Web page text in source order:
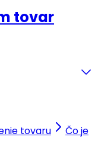
tovar
tovaru
Čo je